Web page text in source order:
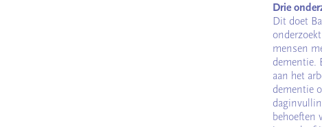
Drie
Dit doet
mensen
dementie.
aan het
dementie
behoeften